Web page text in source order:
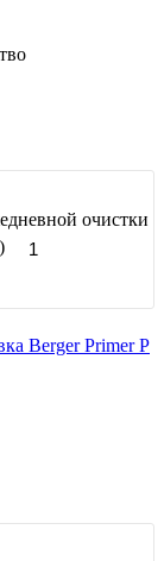
очистки
Berger Primer P